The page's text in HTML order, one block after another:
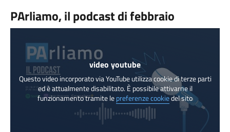
PArliamo, il podcast di febbraio
video youtube
Questo video incorporato via YouTube utilizza cookie di terze parti
ed è attualmente disabilitato. È possibile attivarne il
funzionamento tramite le preferenze cookiedel sito